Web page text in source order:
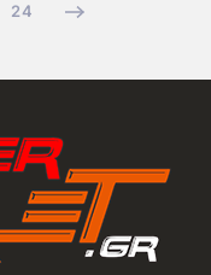
24